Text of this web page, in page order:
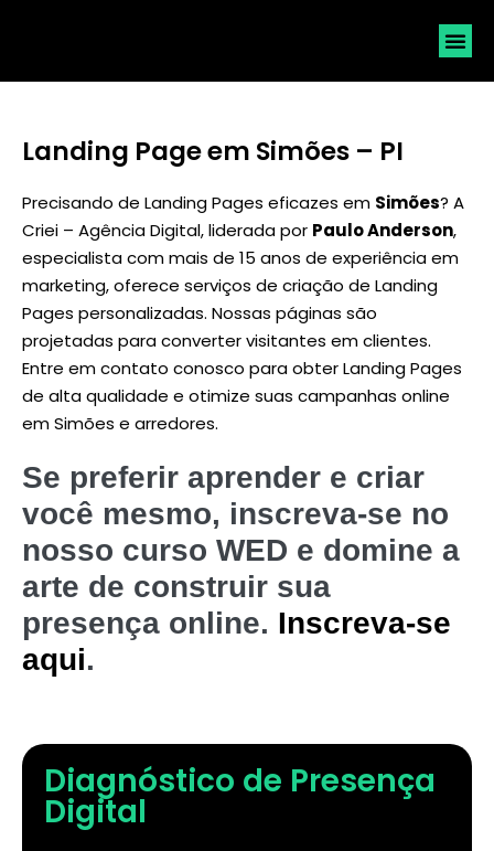
Landing Page em Simões – PI
Precisando de Landing Pages eficazes em Simões? A
Criei – Agência Digital, liderada por Paulo Anderson,
especialista com mais de 15 anos de experiência em
marketing, oferece serviços de criação de Landing
Pages personalizadas. Nossas páginas são
projetadas para converter visitantes em clientes.
Entre em contato conosco para obter Landing Pages
de alta qualidade e otimize suas campanhas online
em Simões e arredores.
Se preferir aprender e criar
você mesmo, inscreva-se no
nosso curso WED e domine a
arte de construir sua
presença online. Inscreva-se
aqui.
Diagnóstico de Presença
Digital